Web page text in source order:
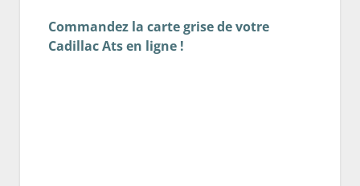
Commandez la carte grise de votre
Cadillac Ats en ligne !